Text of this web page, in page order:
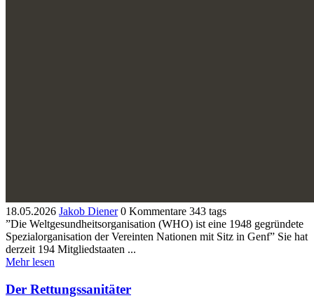
18.05.2026 Jakob Diener 0 Kommentare 343 tags
”Die Weltgesundheitsorganisation (WHO) ist eine 1948 gegründete
Spezialorganisation der Vereinten Nationen mit Sitz in Genf” Sie hat
derzeit 194 Mitgliedstaaten ...
Mehr lesen
Der Rettungssanitäter